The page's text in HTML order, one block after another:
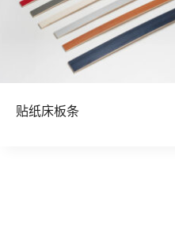
贴纸床板条